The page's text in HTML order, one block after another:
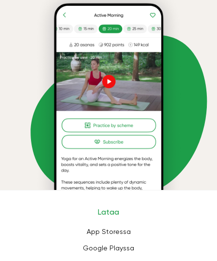
Lataa
App Storessa
Google Playssa